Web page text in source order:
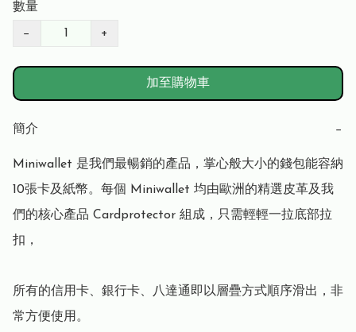
數量
− +
加至購物車
簡介 −
Miniwallet 是我們最暢銷的產品，掌心般大小的錢包能容納
10張卡及紙幣。每個 Miniwallet 均由歐洲的精選皮革及我
們的核心產品 Cardprotector 組成，只需輕輕一拉底部拉
扣，
所有的信用卡、銀行卡、八達通即以層疊方式順序滑出，非
常方便使用。